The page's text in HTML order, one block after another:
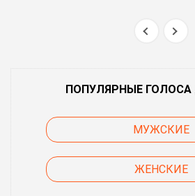
ПОПУЛЯРНЫЕ
МУЖСКИЕ
ЖЕНСКИЕ